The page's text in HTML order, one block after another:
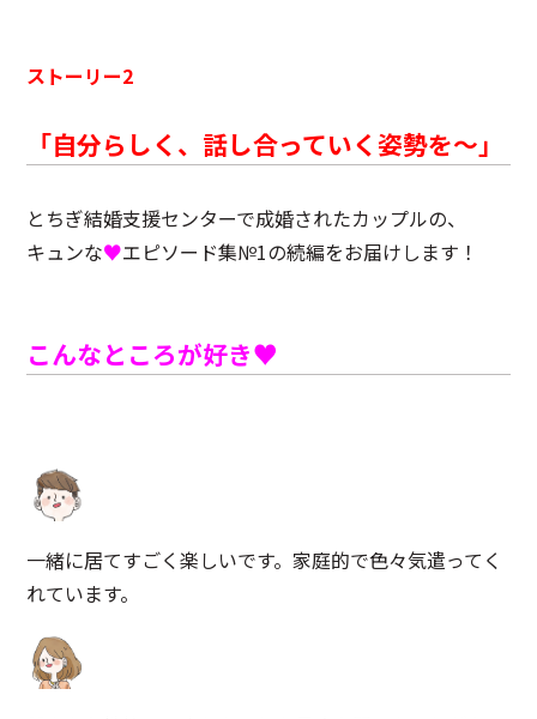
ストーリー2
「自分らしく、話し合っていく姿勢を～」
とちぎ結婚支援センターで成婚されたカップルの、
キュンな♥エピソード集№1の続編をお届けします！
こんなところが好き♥
一緒に居てすごく楽しいです。家庭的で色々気遣ってく
れています。